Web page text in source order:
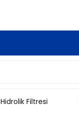
Hidrolik Filtresi